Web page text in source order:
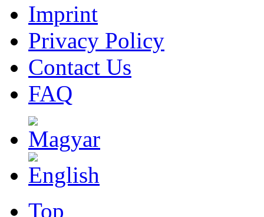
Imprint
Privacy Policy
Contact Us
FAQ
Top